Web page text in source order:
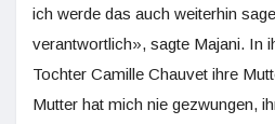
ich werde das auch weiterhin
verantwortlich», sagte Majani. In
Tochter Camille Chauvet ihre
Mutter hat mich nie gezwungen,